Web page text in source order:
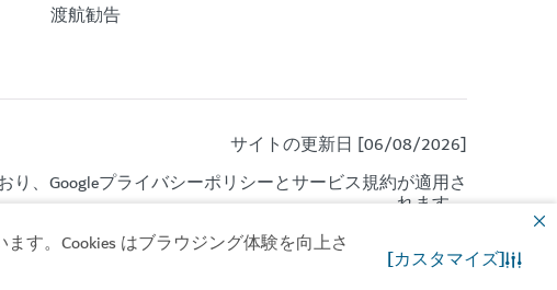
す。Cookies はブラウジング体験を向上さ
[カスタマイズ]
渡航勧告
サイトの更新日 [06/08/2026]
り、Googleプライバシーポリシーとサービス規約が適用さ
れます。